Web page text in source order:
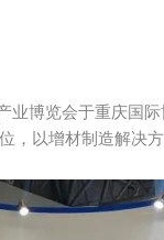
博览会于重庆国
以增材制造解决方